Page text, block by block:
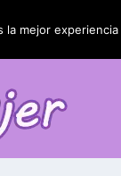
la mejor